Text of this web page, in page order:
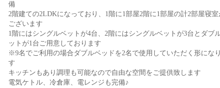
備
2階建ての2LDKになっており、1階に1部屋2階に1部屋の計2部屋寝室
ございます
1階にはシングルベットが4台、2階にはシングルベットが3台とダブ
ットが1台ご用意しております
※9名でご利用の場合ダブルベッドを2名で使用していただく形にな
す
キッチンもあり調理も可能なので自由な空間をご提供致します
電気ケトル、冷倉庫、電レンジも完備♪